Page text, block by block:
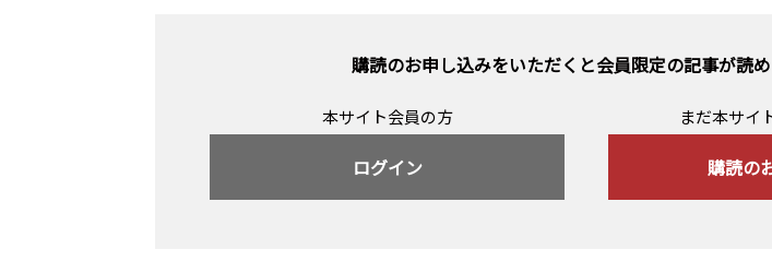
購読のお申し込みをいただくと会員限定の記事が読め
本サイト会員の方
ログイン
まだ本サイ
購読の